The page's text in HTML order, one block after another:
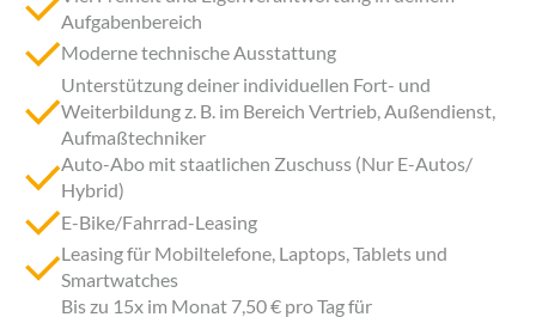
Aufgabenbereich
Moderne technische Ausstattung
Unterstützung deiner individuellen Fort- und
Weiterbildung z. B. im Bereich Vertrieb, Außendienst,
Aufmaßtechniker
Auto-Abo mit staatlichen Zuschuss (Nur E-Autos/
Hybrid)
E-Bike/Fahrrad-Leasing
Leasing für Mobiltelefone, Laptops, Tablets und
Smartwatches
Bis zu 15x im Monat 7,50 € pro Tag für